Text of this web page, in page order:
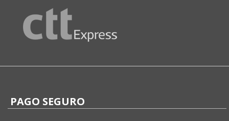
PAGO SEGURO